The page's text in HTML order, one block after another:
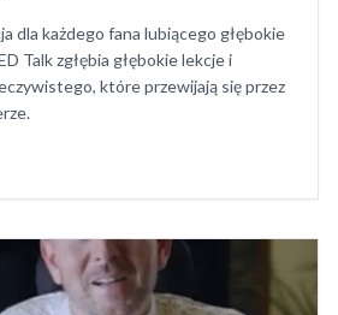
dla każdego fana lubiącego głębokie
Talk zgłębia głębokie lekcje i
które przewijają się przez